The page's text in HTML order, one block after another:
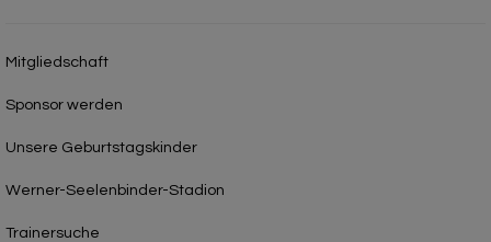
Mitgliedschaft
Sponsor werden
Unsere Geburtstagskinder
Werner-Seelenbinder-Stadion
Trainersuche